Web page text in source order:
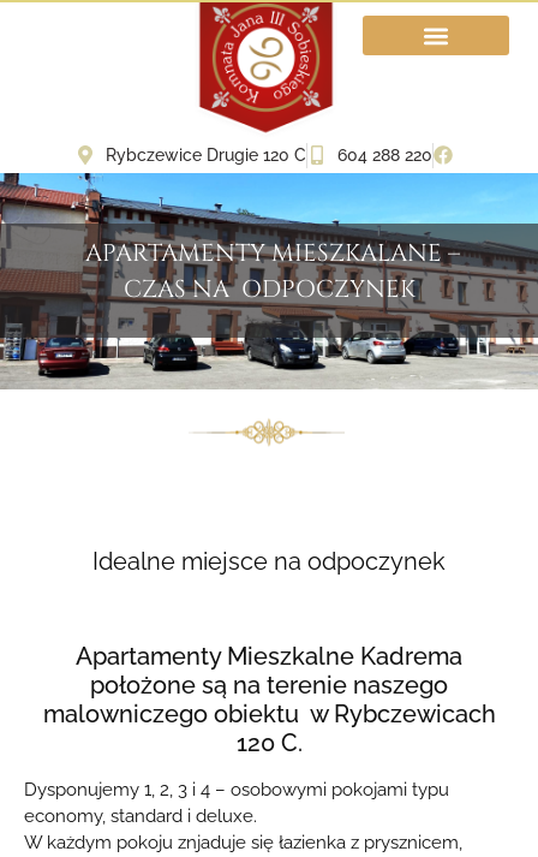
Rybczewice Drugie 120 C 604 288 220
APARTAMENTY MIESZKALANE –
CZAS NA ODPOCZYNEK
Idealne miejsce na odpoczynek
Apartamenty Mieszkalne Kadrema
położone są na terenie naszego
malowniczego obiektu w Rybczewicach
120 C.
Dysponujemy 1, 2, 3 i 4 – osobowymi pokojami typu
economy, standard i deluxe.
W każdym pokoju znjaduje się łazienka z prysznicem,